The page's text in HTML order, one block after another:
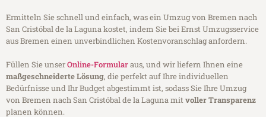
Ermitteln Sie schnell und einfach, was ein Umzug von Bremen nach
San Cristóbal de la Laguna kostet, indem Sie bei Ernst Umzugsservice
aus Bremen einen unverbindlichen Kostenvoranschlag anfordern.
Füllen Sie unserOnline-Formularaus, und wir liefern Ihnen eine
maßgeschneiderte Lösung, die perfekt auf Ihre individuellen
Bedürfnisse und Ihr Budget abgestimmt ist, sodass Sie Ihre Umzug
von Bremen nach San Cristóbal de la Laguna mitvoller Transparenz
planen können.